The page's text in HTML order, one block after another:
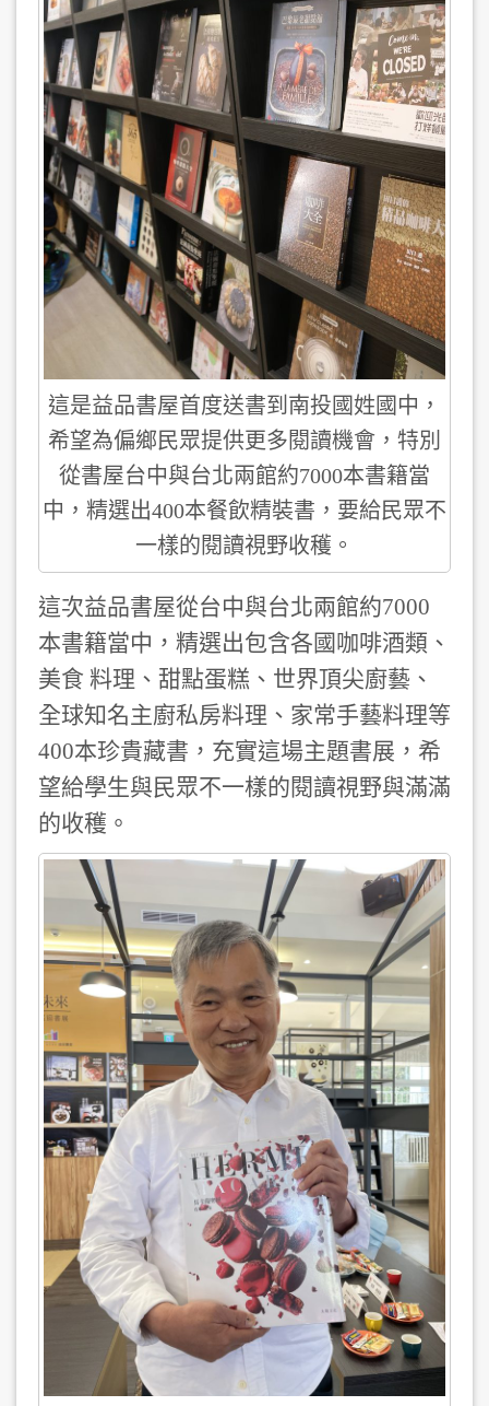
這是益品書屋首度送書到南投國姓國中，
希望為偏鄉民眾提供更多閱讀機會，特別
從書屋台中與台北兩館約7000本書籍當
中，精選出400本餐飲精裝書，要給民眾不
一樣的閱讀視野收穫。
這次益品書屋從台中與台北兩館約7000
本書籍當中，精選出包含各國咖啡酒類、
美食 料理、甜點蛋糕、世界頂尖廚藝、
全球知名主廚私房料理、家常手藝料理等
400本珍貴藏書，充實這場主題書展，希
望給學生與民眾不一樣的閱讀視野與滿滿
的收穫。